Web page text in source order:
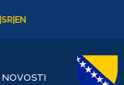
SR EN
NOVOSTI